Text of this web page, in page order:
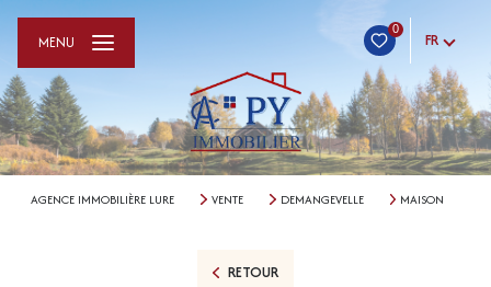
0
FR
MENU
AGENCE IMMOBILIÈRE LURE VENTE DEMANGEVELLE MAISON
RETOUR